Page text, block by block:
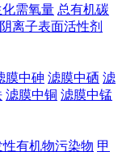
化需氧量 总有机碳
阴离子表面活性剂
膜中砷 滤膜中硒 滤
滤膜中铜 滤膜中锰
性有机物污染物 甲